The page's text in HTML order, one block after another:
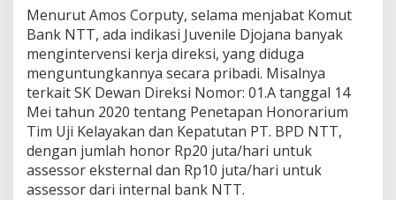
Menurut Amos Corputy, selama menjabat Komut
Bank NTT, ada indikasi Juvenile Djojana banyak
mengintervensi kerja direksi, yang diduga
menguntungkannya secara pribadi. Misalnya
terkait SK Dewan Direksi Nomor: 01.A tanggal 14
Mei tahun 2020 tentang Penetapan Honorarium
Tim Uji Kelayakan dan Kepatutan PT. BPD NTT,
dengan jumlah honor Rp20 juta/hari untuk
assessor eksternal dan Rp10 juta/hari untuk
assessor dari internal bank NTT.